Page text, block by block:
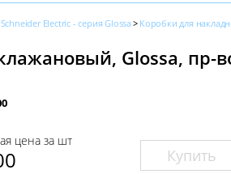
Schneider Electric - серия Glossa Коробки для
Glossa, пр-
цена за шт
Купить